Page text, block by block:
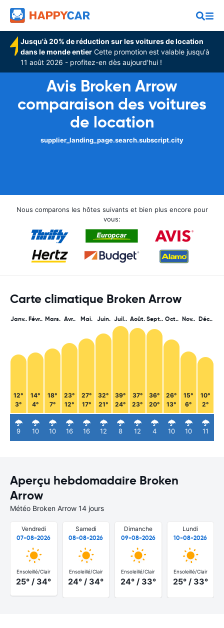
Jusqu'à 20% de réduction sur les voitures de location
dans le monde entier Cette promotion est valable jusqu'à
11 août 2026 - profitez-en dès aujourd'hui !
Avis Broken Arrow
comparaison des voitures
de location
supplier_landing_page.search.subscript.city
Nous comparons les hôtes suivants et bien plus encore pour
vous:
Carte climatique Broken Arrow
Janv..
12°
3°
9
Févr..
14°
4°
10
Mars.
18°
7°
10
Avr..
23°
12°
16
Mai.
27°
17°
16
Juin.
32°
21°
12
Juil..
39°
24°
8
Août.
37°
23°
12
Sept..
36°
20°
4
Oct..
26°
13°
10
Nov..
15°
6°
10
Déc..
10°
2°
11
Aperçu hebdomadaire Broken
Arrow
Météo Broken Arrow 14 jours
Vendredi
07-08-2026
Ensoleillé/Clair
25° / 34°
Samedi
08-08-2026
Ensoleillé/Clair
24° / 34°
Dimanche
09-08-2026
Ensoleillé/Clair
24° / 33°
Lundi
10-08-2026
Ensoleillé/Clair
25° / 33°